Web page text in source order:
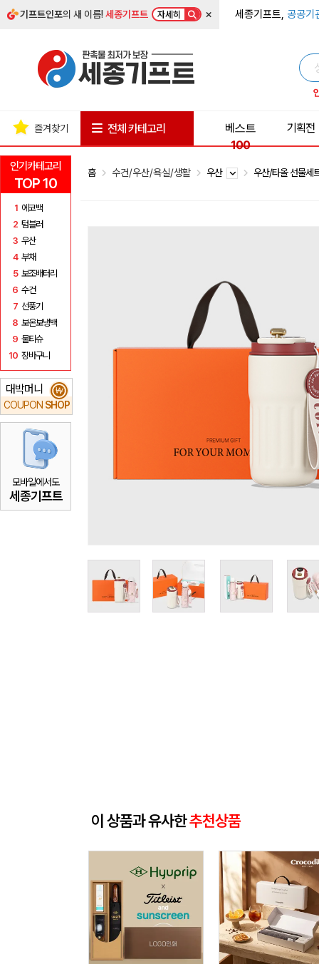
기프트인포의 새 이름!세종기프트 자세히 × 세종기프트, 공공기
인기카테고리
TOP 10
1 에코백
2 텀블러
3 우산
4 부채
5 보조배터리
6 수건
7 선풍기
8 보온보냉백
9 물티슈
10 장바구니
대박머니
COUPON SHOP
₩
모바일에서도
세종기프트
즐겨찾기 전체 카테고리
베스트
100
기획전
홈 수건/우산/욕실/생활 우산 우산/타올 선물세
이 상품과 유사한추천상품